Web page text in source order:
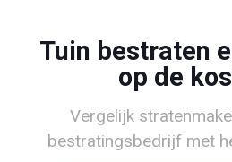
Tuin bestraten
op de
Vergelijk
bestratingsbedrijf met